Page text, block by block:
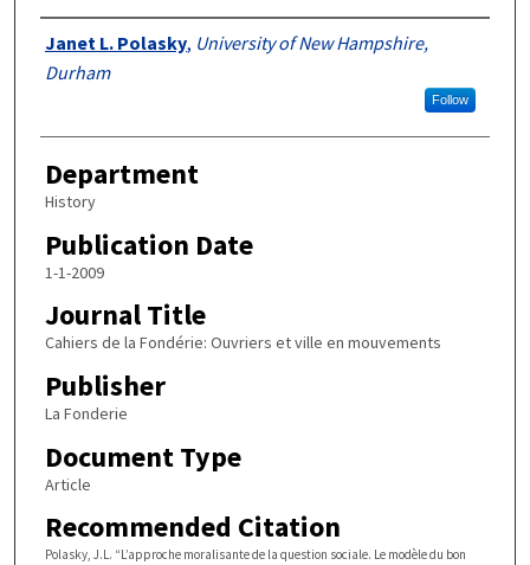
Authors
Janet L. Polasky, University of New Hampshire,
Durham
Follow
Department
History
Publication Date
1-1-2009
Journal Title
Cahiers de la Fondérie: Ouvriers et ville en mouvements
Publisher
La Fonderie
Document Type
Article
Recommended Citation
Polasky, J.L. “L’approche moralisante de la question sociale. Le modèle du bon